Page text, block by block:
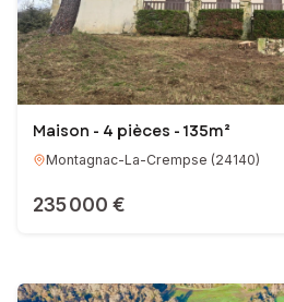
Mon objectif est de faire de votre
sereine et réussie. N'hésitez pas à me
d'échanger avec vous sur votre projet !
Votre conseiller en immobilier SAFTI
EI - Agent commercial - 921 433 264 RSAC
Maison - 4 pièces - 135m²
Montagnac-La-Crempse (24140)
235 000 €